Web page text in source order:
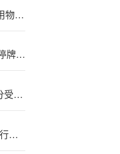
商—务部：,《关于加强相关两用物项对美国出口管制的公告》第二款暂停实施
澳达控股?于?11月26日上午起停牌 原因未知
方正证券：‘中’国{儒}意有望充分受益于AI对内容制作、分发等环节重塑 首予“推荐”评级
兴业{研}究携手兴业银行长沙分行举办宏观形势与大类资产交流会